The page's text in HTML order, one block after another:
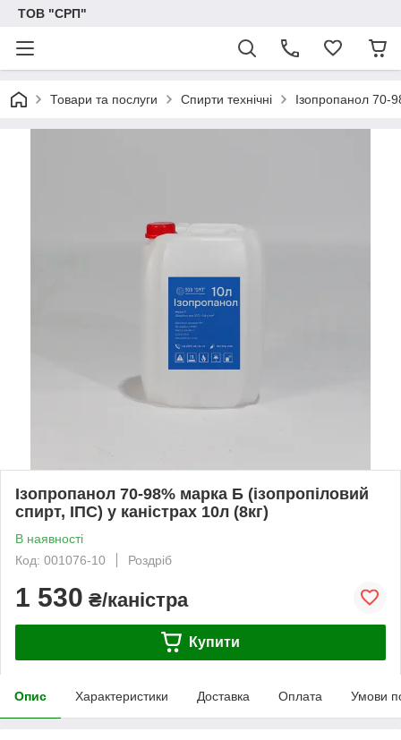
ТОВ "СРП"
Товари та послуги Спирти технічні Ізопропанол 70-
Ізопропанол 70-98% марка Б (ізопропіловий
спирт, ІПС) у каністрах 10л (8кг)
В наявності
Код: 001076-10
Роздріб
1 530 ₴/каністра
Купити
Опис Характеристики Доставка Оплата Умови